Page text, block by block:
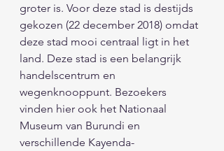
groter is. Voor deze stad is destijds
gekozen (22 december 2018) omdat
deze stad mooi centraal ligt in het
land. Deze stad is een belangrijk
handelscentrum en
wegenknooppunt. Bezoekers
vinden hier ook het Nationaal
Museum van Burundi en
verschillende Kayenda-